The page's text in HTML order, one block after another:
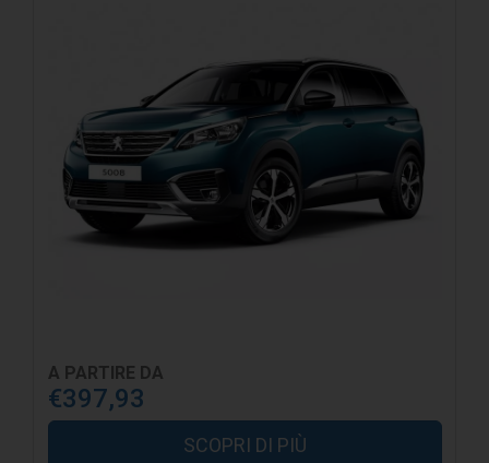
A PARTIRE DA
€397,93
SCOPRI DI PIÙ